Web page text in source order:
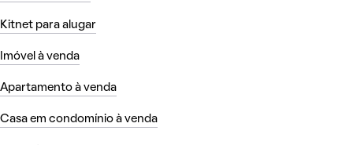
Kitnet para alugar
Imóvel à venda
Apartamento à venda
Casa em condomínio à venda